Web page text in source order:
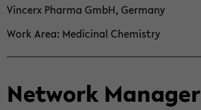
Vin­cerx Pharma GmbH, Ger­many
Work Area Med­i­c­i­nal Chem­istry
Net­work Man­ager